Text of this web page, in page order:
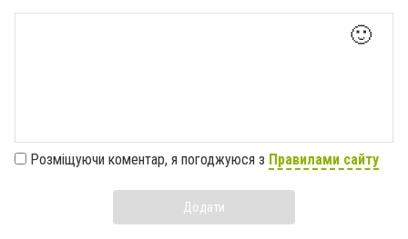
🙂
Розміщуючи коментар, я погоджуюся з Правилами сайту
Додати